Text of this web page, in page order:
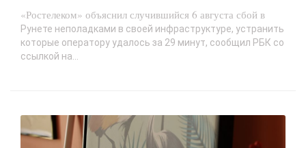
«Ростелеком» объяснил случившийся 6 августа сбой в
Рунете неполадками в своей инфраструктуре, устранить
которые оператору удалось за 29 минут, сообщил РБК со
ссылкой на...